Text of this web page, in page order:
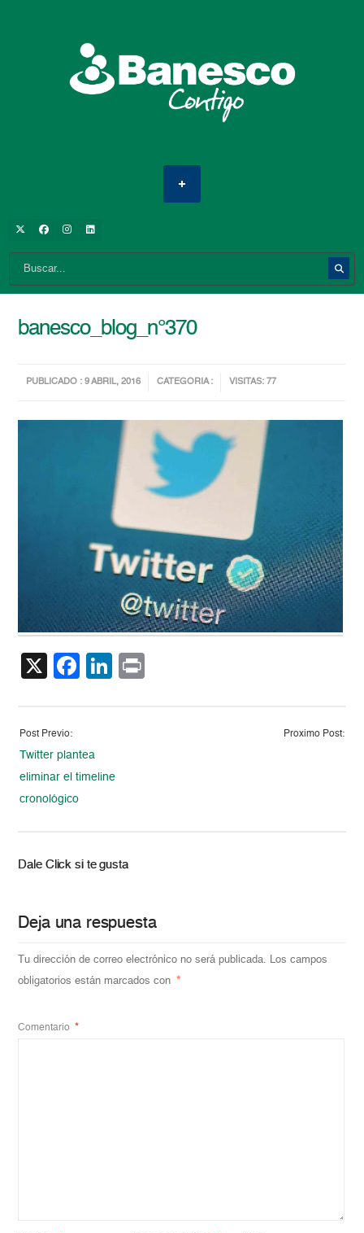
banesco_blog_n°370
PUBLICADO : 9 ABRIL, 2016 CATEGORIA : VISITAS: 77
X Facebook
LinkedIn
Post Previo:
Twitter plantea
eliminar el timeline
cronológico
Proximo Post:
Dale Click si te gusta
Deja una respuesta
Tu dirección de correo electrónico no será publicada. Los campos
obligatorios están marcados con *
Comentario *